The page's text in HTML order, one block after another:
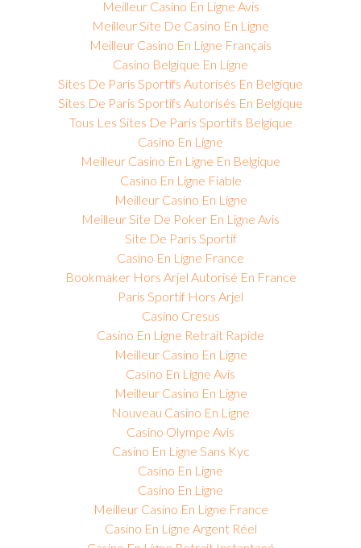
Meilleur Casino En Ligne Avis
Meilleur Site De Casino En Ligne
Meilleur Casino En Ligne Français
Casino Belgique En Ligne
Sites De Paris Sportifs Autorisés En Belgique
Sites De Paris Sportifs Autorisés En Belgique
Tous Les Sites De Paris Sportifs Belgique
Casino En Ligne
Meilleur Casino En Ligne En Belgique
Casino En Ligne Fiable
Meilleur Casino En Ligne
Meilleur Site De Poker En Ligne Avis
Site De Paris Sportif
Casino En Ligne France
Bookmaker Hors Arjel Autorisé En France
Paris Sportif Hors Arjel
Casino Cresus
Casino En Ligne Retrait Rapide
Meilleur Casino En Ligne
Casino En Ligne Avis
Meilleur Casino En Ligne
Nouveau Casino En Ligne
Casino Olympe Avis
Casino En Ligne Sans Kyc
Casino En Ligne
Casino En Ligne
Meilleur Casino En Ligne France
Casino En Ligne Argent Réel